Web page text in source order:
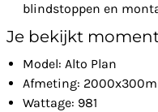
blindstoppen en
Je bekijkt
Model: Alto Plan
Afmeting:
Wattage: 981